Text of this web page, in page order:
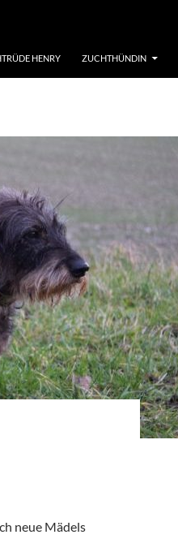
HENRY ZUCHTHÜNDIN
neue Mädels